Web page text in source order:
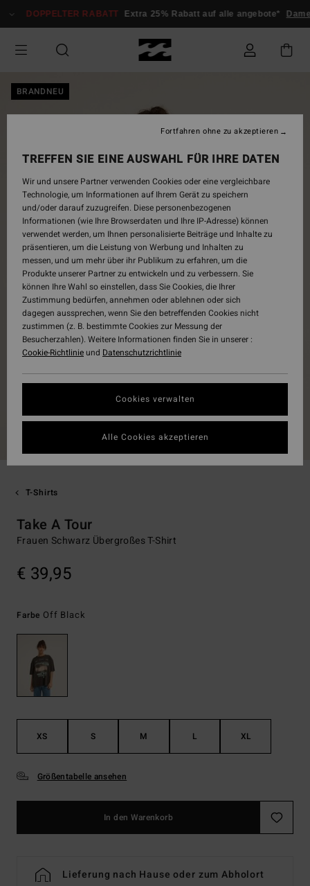
zur
springen
DOPPELTER RABATT Extra 25% Rabatt auf alle angebote* Damen
BRANDNEU
T-Shirts
Take A Tour
Frauen Schwarz Übergroßes T-Shirt
€ 39,95
Farbe Off Black
XS S M L XL
Größentabelle ansehen
In den Warenkorb
Lieferung nach Hause oder zum Abholort
TREFFEN SIE EINE AUSWAHL FÜR IHRE DATEN
Wir und unsere Partner verwenden Cookies oder eine vergleichbare
Technologie, um Informationen auf Ihrem Gerät zu speichern
und/oder darauf zuzugreifen. Diese personenbezogenen
Informationen (wie Ihre Browserdaten und Ihre IP-Adresse) können
verwendet werden, um Ihnen personalisierte Beiträge und Inhalte zu
präsentieren, um die Leistung von Werbung und Inhalten zu
messen, und um mehr über ihr Publikum zu erfahren, um die
Produkte unserer Partner zu entwickeln und zu verbessern. Sie
können Ihre Wahl so einstellen, dass Sie Cookies, die Ihrer
Zustimmung bedürfen, annehmen oder ablehnen oder sich
dagegen aussprechen, wenn Sie den betreffenden Cookies nicht
zustimmen (z. B. bestimmte Cookies zur Messung der
Besucherzahlen). Weitere Informationen finden Sie in unserer :
Cookie-Richtlinieund Datenschutzrichtlinie
Cookies verwalten
Fortfahren ohne zu akzeptieren
Alle Cookies akzeptieren